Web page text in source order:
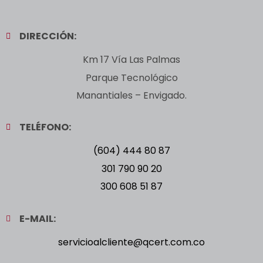
DIRECCIÓN:
Km 17 Vía Las Palmas
Parque Tecnológico
Manantiales – Envigado.
TELÉFONO:
(604) 444 80 87
301 790 90 20
300 608 51 87
E-MAIL:
servicioalcliente@qcert.com.co